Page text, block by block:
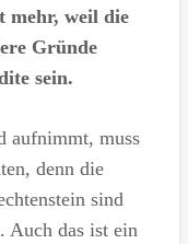
mehr, weil die
Gründe
sein.
aufnimmt, muss
denn die
sind
Auch das ist ein